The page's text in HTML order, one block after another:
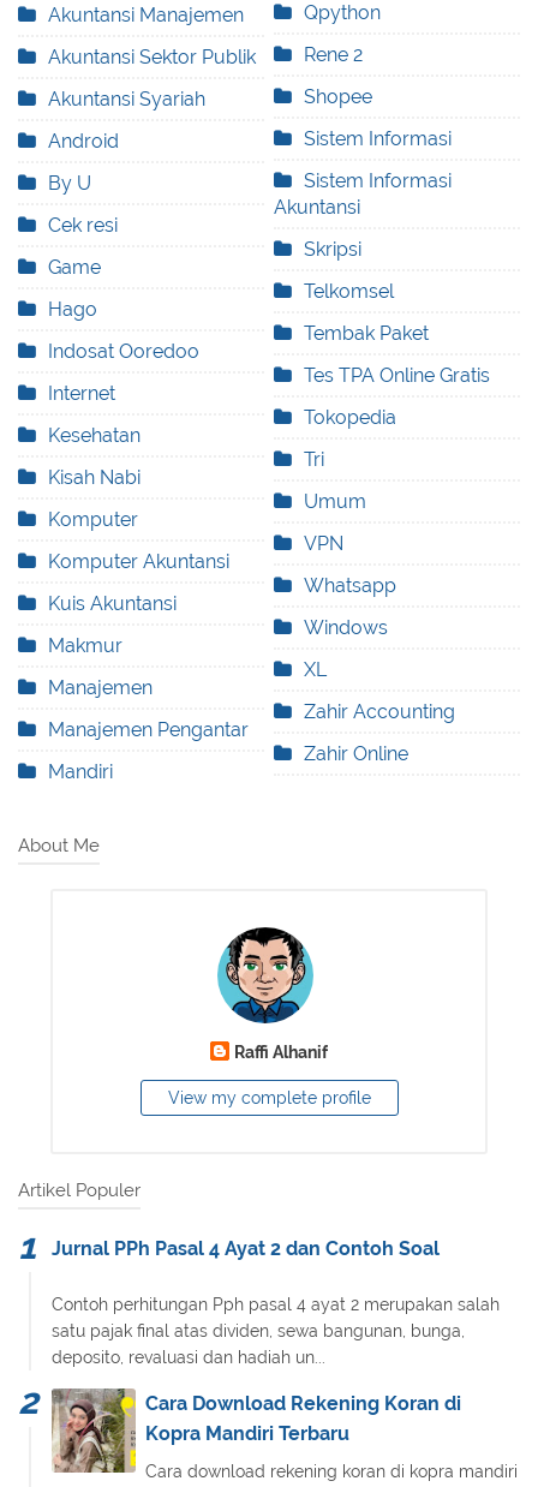
Akuntansi Manajemen
Akuntansi Sektor Publik
Akuntansi Syariah
Android
By U
Cek resi
Game
Hago
Indosat Ooredoo
Internet
Kesehatan
Kisah Nabi
Komputer
Komputer Akuntansi
Kuis Akuntansi
Makmur
Manajemen
Manajemen Pengantar
Mandiri
Qpython
Rene 2
Shopee
Sistem Informasi
Sistem Informasi
Akuntansi
Skripsi
Telkomsel
Tembak Paket
Tes TPA Online Gratis
Tokopedia
Tri
Umum
VPN
Whatsapp
Windows
XL
Zahir Accounting
Zahir Online
About Me
Raffi Alhanif
View my complete profile
Artikel Populer
Jurnal PPh Pasal 4 Ayat 2 dan Contoh Soal
Contoh perhitungan Pph pasal 4 ayat 2 merupakan salah
satu pajak final atas dividen, sewa bangunan, bunga,
deposito, revaluasi dan hadiah un...
Cara Download Rekening Koran di
Kopra Mandiri Terbaru
Cara download rekening koran di kopra mandiri